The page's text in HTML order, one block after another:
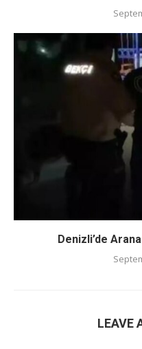
Denizli’de
LEAVE